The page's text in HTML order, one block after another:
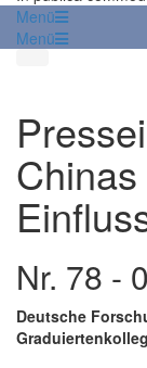
Menü
Menü
Nr. 78 -
Deutsche
Graduiertenkolleg